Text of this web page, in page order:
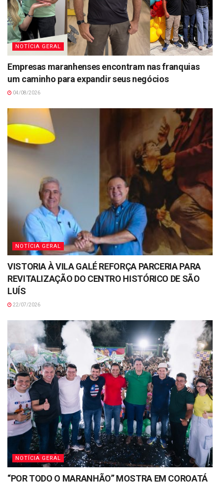
NOTÍCIA GERAL
Empresas maranhenses encontram nas franquias
um caminho para expandir seus negócios
04/08/2026
NOTÍCIA GERAL
VISTORIA À VILA GALÉ REFORÇA PARCERIA PARA
REVITALIZAÇÃO DO CENTRO HISTÓRICO DE SÃO
LUÍS
22/07/2026
NOTÍCIA GERAL
“POR TODO O MARANHÃO” MOSTRA EM COROATÁ